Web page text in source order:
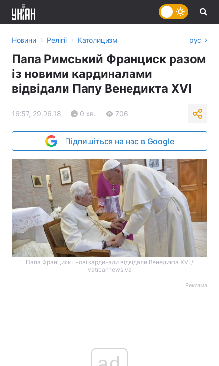
Новини › Релігії › Католицизм рус
Папа Римський Франциск разом
із новими кардиналами
відвідали Папу Венедикта ХVI
16:57, 29.06.18 0 хв. 706
Підпишіться на нас в Google
Папа Франциск і нові кардинали відвідали Венедикта XVI /
vaticannews.va
Реклама